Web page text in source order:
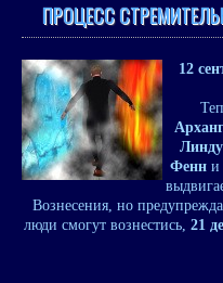
ПРОЦЕСС
12
Фенн и
Вознесения, но
люди смогут вознестись, 21